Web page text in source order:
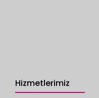
Hizmetlerimiz